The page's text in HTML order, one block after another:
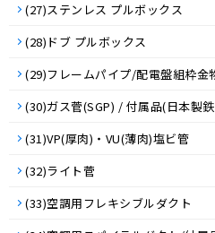
(27)ステンレス プルボックス
(28)ドブ プルボックス
(29)フレームパイプ/配電盤組枠金
(30)ガス菅(SGP) / 付属品(日本製
(31)VP(厚肉)・VU(薄肉)塩ビ管
(32)ライト菅
(33)空調用フレキシブルダクト